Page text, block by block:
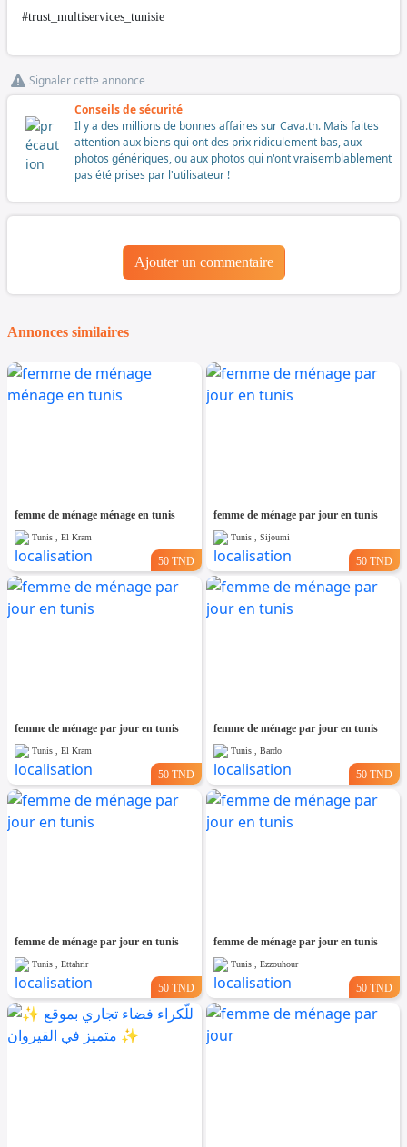
#trust_multiservices_tunisie
Signaler cette annonce
Conseils de sécurité
Il y a des millions de bonnes affaires sur Cava.tn. Mais faites
attention aux biens qui ont des prix ridiculement bas, aux
photos génériques, ou aux photos qui n'ont vraisemblablement
pas été prises par l'utilisateur !
Ajouter un commentaire
Annonces similaires
femme de ménage ménage en tunis
Tunis , El Kram
50 TND
femme de ménage par jour en tunis
Tunis , Sijoumi
50 TND
femme de ménage par jour en tunis
Tunis , El Kram
50 TND
femme de ménage par jour en tunis
Tunis , Bardo
50 TND
femme de ménage par jour en tunis
Tunis , Ettahrir
50 TND
femme de ménage par jour en tunis
Tunis , Ezzouhour
50 TND